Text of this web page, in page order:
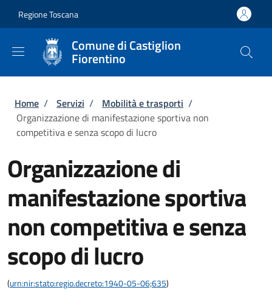
Regione Toscana
Comune di Castiglion
Fiorentino
Briciole di pane
Home / Servizi / Mobilità e trasporti /
Organizzazione di manifestazione sportiva non
competitiva e senza scopo di lucro
Organizzazione di
manifestazione sportiva
non competitiva e senza
scopo di lucro
(urn:nir:stato:regio.decreto:1940-05-06;635)